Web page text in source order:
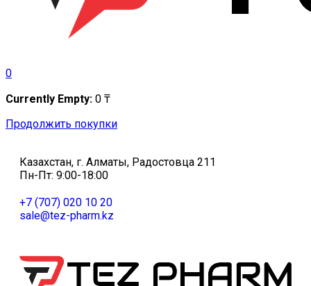
0
Currently Empty: 0 ₸
Продолжить покупки
Казахстан, г. Алматы, Радостовца 211
Пн-Пт: 9:00-18:00
+7 (707) 020 10 20
sale@tez-pharm.kz